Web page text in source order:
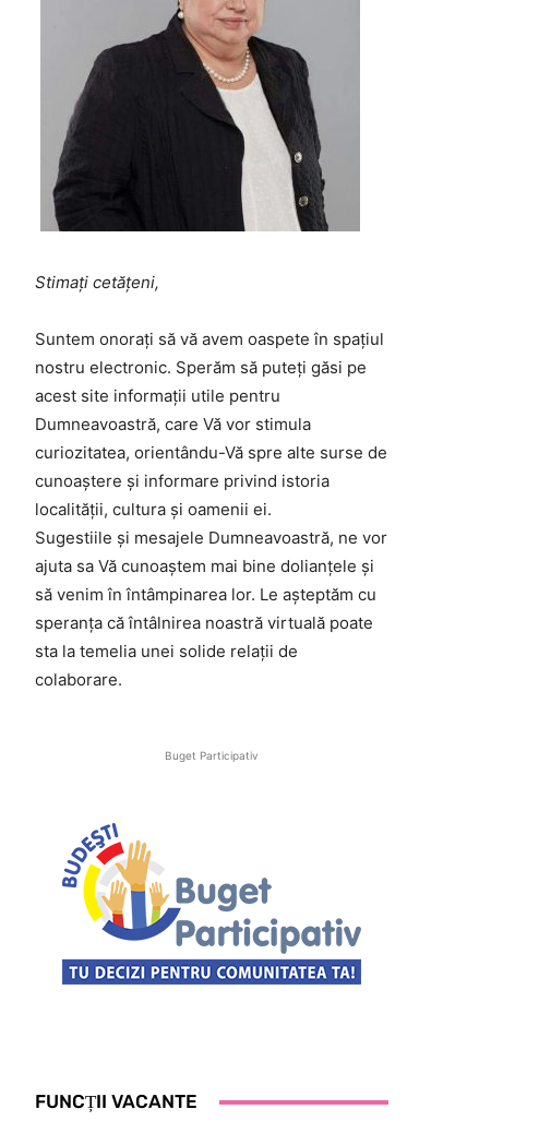
Stimați cetățeni,
Suntem onoraţi să vă avem oaspete în spaţiul
nostru electronic. Sperăm să puteţi găsi pe
acest site informaţii utile pentru
Dumneavoastră, care Vă vor stimula
curiozitatea, orientându-Vă spre alte surse de
cunoaştere şi informare privind istoria
localităţii, cultura şi oamenii ei.
Sugestiile şi mesajele Dumneavoastră, ne vor
ajuta sa Vă cunoaştem mai bine dolianţele şi
să venim în întâmpinarea lor. Le aşteptăm cu
speranţa că întâlnirea noastră virtuală poate
sta la temelia unei solide relaţii de
colaborare.
Buget Participativ
FUNCȚII VACANTE